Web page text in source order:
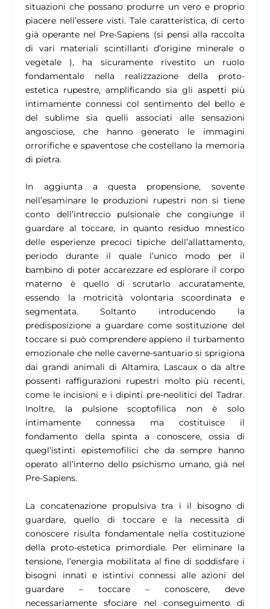
situazioni che possano produrre un vero e proprio
piacere nell’essere visti. Tale caratteristica, di certo
già operante nel Pre-Sapiens (si pensi alla raccolta
di vari materiali scintillanti d’origine minerale o
vegetale ), ha sicuramente rivestito un ruolo
fondamentale nella realizzazione della proto-
estetica rupestre, amplificando sia gli aspetti più
intimamente connessi col sentimento del bello e
del sublime sia quelli associati alle sensazioni
angosciose, che hanno generato le immagini
orrorifiche e spaventose che costellano la memoria
di pietra.
In aggiunta a questa propensione, sovente
nell’esaminare le produzioni rupestri non si tiene
conto dell’intreccio pulsionale che congiunge il
guardare al toccare, in quanto residuo mnestico
delle esperienze precoci tipiche dell’allattamento,
periodo durante il quale l’unico modo per il
bambino di poter accarezzare ed esplorare il corpo
materno è quello di scrutarlo accuratamente,
essendo la motricità volontaria scoordinata e
segmentata. Soltanto introducendo la
predisposizione a guardare come sostituzione del
toccare si può comprendere appieno il turbamento
emozionale che nelle caverne-santuario si sprigiona
dai grandi animali di Altamira, Lascaux o da altre
possenti raffigurazioni rupestri molto più recenti,
come le incisioni e i dipinti pre-neolitici del Tadrar.
Inoltre, la pulsione scoptofilica non è solo
intimamente connessa ma costituisce il
fondamento della spinta a conoscere, ossia di
quegl’istinti epistemofilici che da sempre hanno
operato all’interno dello psichismo umano, già nel
Pre-Sapiens.
La concatenazione propulsiva tra i il bisogno di
guardare, quello di toccare e la necessità di
conoscere risulta fondamentale nella costituzione
della proto-estetica primordiale. Per eliminare la
tensione, l’energia mobilitata al fine di soddisfare i
bisogni innati e istintivi connessi alle azioni del
guardare – toccare – conoscere, deve
necessariamente sfociare nel conseguimento di